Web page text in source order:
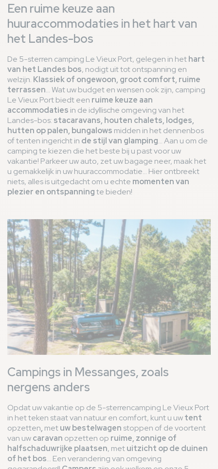
Een ruime keuze aan
huuraccommodaties in het hart van
het Landes-bos
De 5-sterren camping Le Vieux Port, gelegen in hethart
van het Landes bos, nodigt uit tot ontspanning en
welzijn. Klassiek of ongewoon, groot comfort, ruime
terrassen... Wat uw budget en wensen ook zijn, camping
Le Vieux Port biedt een ruime keuze aan
accommodaties in de idyllische omgeving van het
Landes-bos: stacaravans, houten chalets, lodges,
hutten op palen, bungalows midden in het dennenbos
of tenten ingericht in de stijl van glamping... Aan u om de
camping te kiezen die het beste bij u past voor uw
vakantie! Parkeer uw auto, zet uw bagage neer, maak het
u gemakkelijk in uw huuraccommodatie... Hier ontbreekt
niets, alles is uitgedacht om u echte momenten van
plezier en ontspanningte bieden!
Afbeelding
Campings in Messanges, zoals
nergens anders
Opdat uw vakantie op de 5-sterrencamping Le Vieux Port
in het teken staat van natuur en comfort, kunt u uwtent
opzetten, metuw bestelwagen stoppen of de voortent
van uwcaravan opzetten op ruime, zonnige of
halfschaduwrijke plaatsen, metuitzicht op de duinen
of het bos... Een verandering van omgeving